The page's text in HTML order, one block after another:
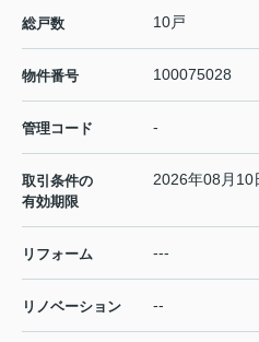
総戸数 10戸
物件番号 100075028
管理コード -
取引条件の
有効期限
2026年08月10
リフォーム ---
リノベーション --